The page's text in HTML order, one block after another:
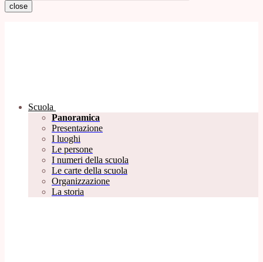
close
Scuola
Panoramica
Presentazione
I luoghi
Le persone
I numeri della scuola
Le carte della scuola
Organizzazione
La storia